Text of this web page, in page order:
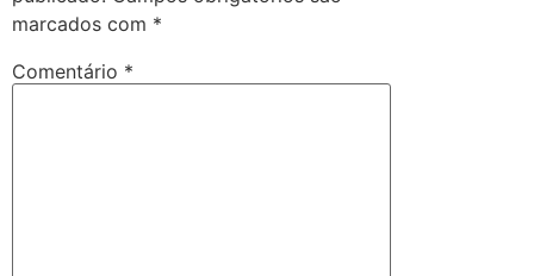
marcados com *
Comentário *